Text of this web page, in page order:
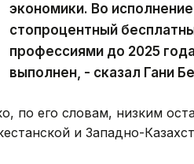
экономики. Во
стопроцентный
профессиями до 2025
выполнен, - сказал Гани
по его словам, низким
и Западно-